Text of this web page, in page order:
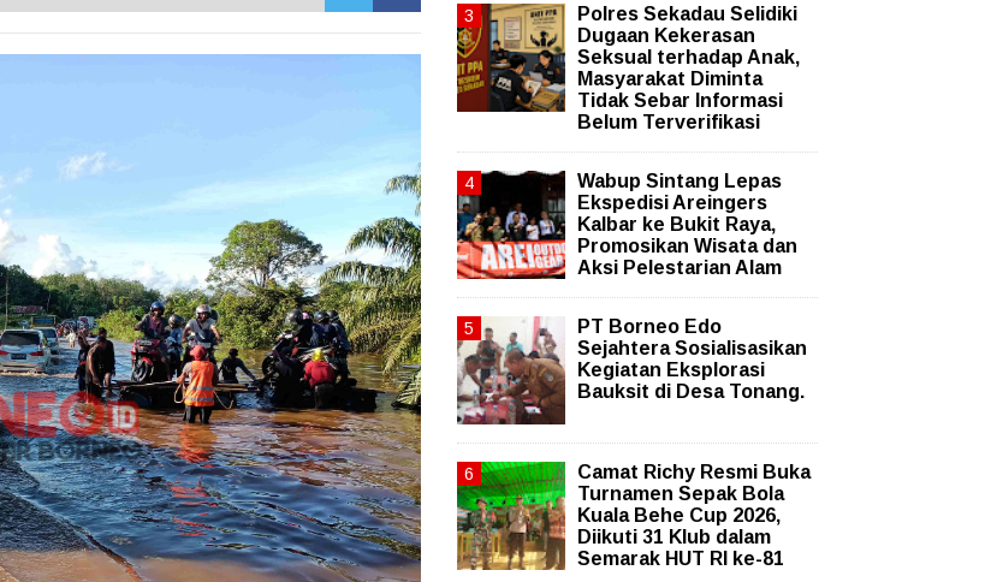
Polres Sekadau Selidiki
Dugaan Kekerasan
Seksual terhadap Anak,
Masyarakat Diminta
Tidak Sebar Informasi
Belum Terverifikasi
Wabup Sintang Lepas
Ekspedisi Areingers
Kalbar ke Bukit Raya,
Promosikan Wisata dan
Aksi Pelestarian Alam
PT Borneo Edo
Sejahtera Sosialisasikan
Kegiatan Eksplorasi
Bauksit di Desa Tonang.
Camat Richy Resmi Buka
Turnamen Sepak Bola
Kuala Behe Cup 2026,
Diikuti 31 Klub dalam
Semarak HUT RI ke-81